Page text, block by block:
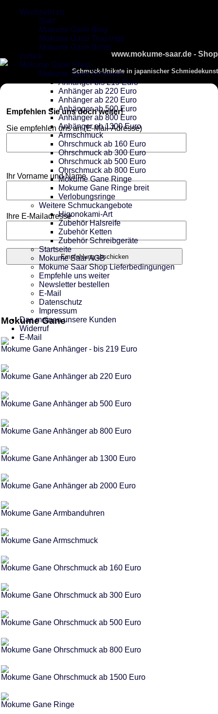
Wechseln zu
Start
Mokume Gane Blog
Mokume Gane Trauringe
Mokume Gane Bilder
zurück
Mokume Gane Shop
Mokume Gane Schmuck
Anhänger bis 219 Euro
Anhänger ab 220 Euro
Anhänger ab 220 Euro
Anhänger ab 500 Euro
Anhänger ab 800 Euro
Anhänger ab 1300 Euro
Armschmuck
Ohrschmuck ab 160 Euro
Ohrschmuck ab 300 Euro
Ohrschmuck ab 500 Euro
Ohrschmuck ab 800 Euro
Mokume Gane Ringe
Mokume Gane Ringe breit
Verlobungsringe
Weitere Schmuckangebote
Higonokami-Art
Zubehör Halsreife
Zubehör Ketten
Zubehör Schreibgeräte
Startseite
Mokume Saar AGB
Mokume Saar Shop Lieferbedingungen
Empfehle uns weiter
Newsletter bestellen
E-Mail
Datenschutz
Impressum
Das meinen unsere Kunden
Widerruf
E-Mail
www.mokume-saar.de - Shop
Schmuck-Unikate in japanischer Schmiedekunst
Empfehlen Sie uns doch weiter!
Sie empfehlen uns an (E-Mail-Adresse)
Ihr Vorname und Name
Ihre E-Mailadresse
Mokume Gane
Mokume Gane Anhänger - bis 219 Euro
Mokume Gane Anhänger ab 220 Euro
Mokume Gane Anhänger ab 500 Euro
Mokume Gane Anhänger ab 800 Euro
Mokume Gane Anhänger ab 1300 Euro
Mokume Gane Anhänger ab 2000 Euro
Mokume Gane Armbanduhren
Mokume Gane Armschmuck
Mokume Gane Ohrschmuck ab 160 Euro
Mokume Gane Ohrschmuck ab 300 Euro
Mokume Gane Ohrschmuck ab 500 Euro
Mokume Gane Ohrschmuck ab 800 Euro
Mokume Gane Ohrschmuck ab 1500 Euro
Mokume Gane Ringe